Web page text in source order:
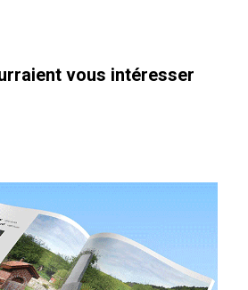
vous intéresser